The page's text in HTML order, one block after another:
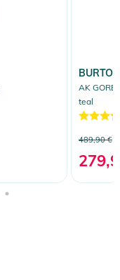
BURTON
AK GORE
teal
489,90 €